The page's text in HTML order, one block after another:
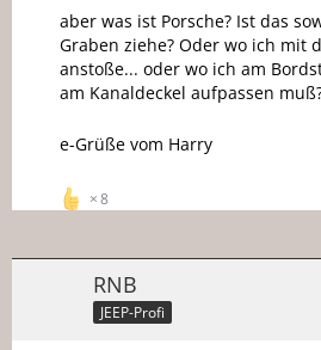
aber was ist Porsche? Ist das
Graben ziehe? Oder wo ich mit
anstoße... oder wo ich am
am Kanaldeckel aufpassen
e-Grüße vom Harry
8
RNB
JEEP-Profi